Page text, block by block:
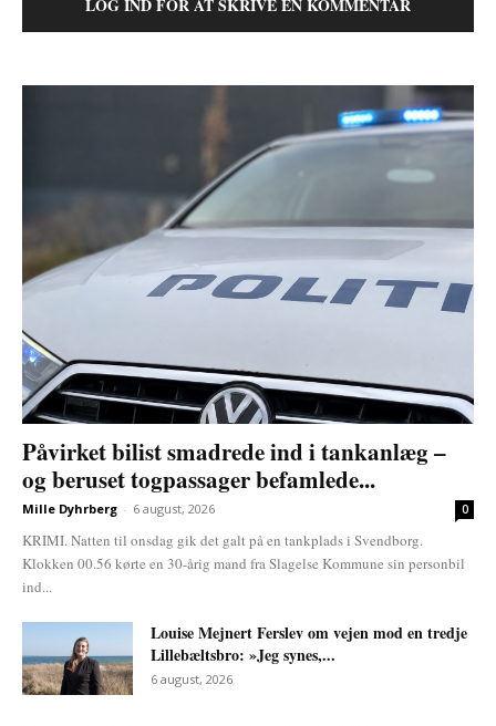
LOG IND FOR AT SKRIVE EN KOMMENTAR
Påvirket bilist smadrede ind i tankanlæg –
og beruset togpassager befamlede...
Mille Dyhrberg - 6 august, 2026 0
KRIMI. Natten til onsdag gik det galt på en tankplads i Svendborg.
Klokken 00.56 kørte en 30-årig mand fra Slagelse Kommune sin personbil
ind...
Louise Mejnert Ferslev om vejen mod en tredje
Lillebæltsbro: »Jeg synes,...
6 august, 2026